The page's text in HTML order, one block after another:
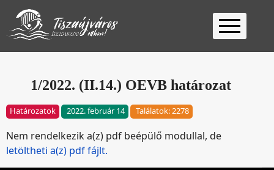
Kezdőlap
2026
1/2022. (II.14.) OEVB határozat
Határozatok 2022. február 14 Találatok: 2278
Nem rendelkezik a(z) pdf beépülő modullal, de
letöltheti a(z) pdf fájlt.